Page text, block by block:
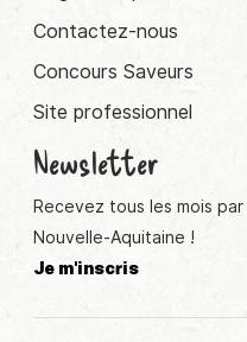
Contactez-nous
Concours Saveurs
Site professionnel
Newsletter
Recevez tous les mois
Nouvelle-Aquitaine !
Je m'inscris